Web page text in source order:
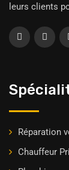
leurs clients
Réparation
Chauffeur